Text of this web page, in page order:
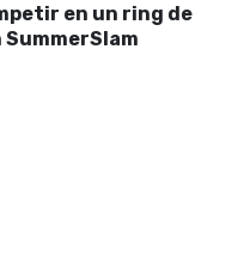
en un ring de
SummerSlam